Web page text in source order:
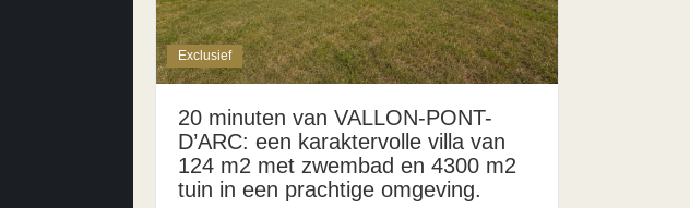
Exclusief
20 minuten van VALLON-PONT-
D’ARC: een karaktervolle villa van
124 m2 met zwembad en 4300 m2
tuin in een prachtige omgeving.